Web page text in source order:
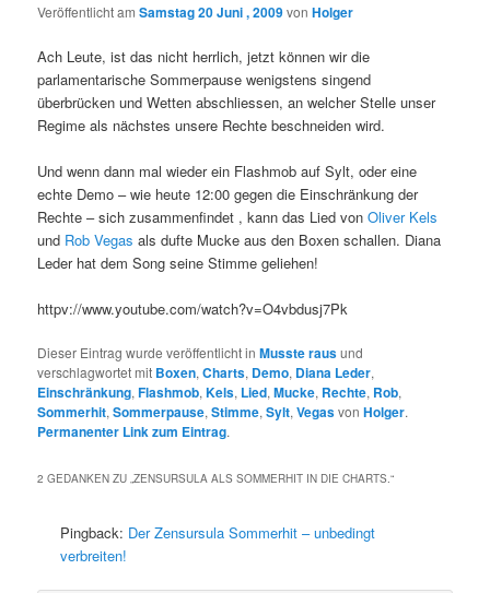
Veröffentlicht amSamstag 20 Juni , 2009vonHolger
Ach Leute, ist das nicht herrlich, jetzt können wir die
parlamentarische Sommerpause wenigstens singend
überbrücken und Wetten abschliessen, an welcher Stelle unser
Regime als nächstes unsere Rechte beschneiden wird.
Und wenn dann mal wieder ein Flashmob auf Sylt, oder eine
echte Demo – wie heute 12:00 gegen die Einschränkung der
Rechte – sich zusammenfindet , kann das Lied vonOliver Kels
und Rob Vegas als dufte Mucke aus den Boxen schallen. Diana
Leder hat dem Song seine Stimme geliehen!
httpv://www.youtube.com/watch?v=O4vbdusj7Pk
Dieser Eintrag wurde veröffentlicht inMusste rausund
verschlagwortet mit Boxen,Charts, Demo, Diana Leder,
Einschränkung,Flashmob,Kels, Lied,Mucke, Rechte, Rob,
Sommerhit,Sommerpause,Stimme,Sylt,VegasvonHolger.
Permanenter Link zum Eintrag.
2 GEDANKEN ZU „ZENSURSULA ALS SOMMERHIT IN DIE CHARTS.“
Pingback: Der Zensursula Sommerhit – unbedingt
verbreiten!